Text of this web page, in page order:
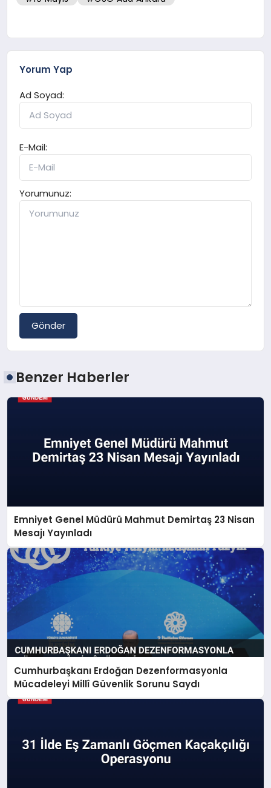
Yorum Yap
Ad Soyad:
E-Mail:
Yorumunuz:
Gönder
Benzer Haberler
Emniyet Genel Müdürü Mahmut Demirtaş 23 Nisan
Mesajı Yayınladı
Cumhurbaşkanı Erdoğan Dezenformasyonla
Mücadeleyi Millî Güvenlik Sorunu Saydı